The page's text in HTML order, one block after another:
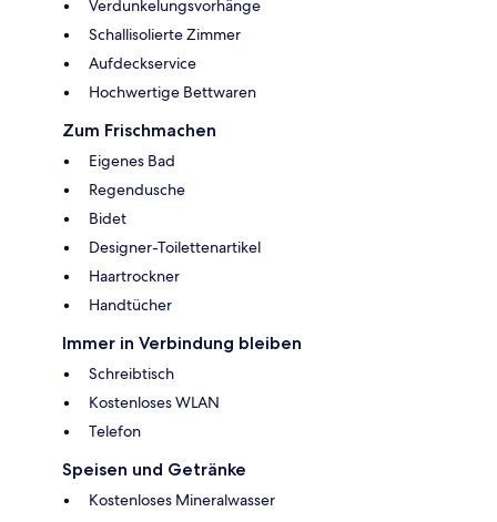
Verdunkelungsvorhänge
Schallisolierte Zimmer
Aufdeckservice
Hochwertige Bettwaren
Zum Frischmachen
Eigenes Bad
Regendusche
Bidet
Designer-Toilettenartikel
Haartrockner
Handtücher
Immer in Verbindung bleiben
Schreibtisch
Kostenloses WLAN
Telefon
Speisen und Getränke
Kostenloses Mineralwasser